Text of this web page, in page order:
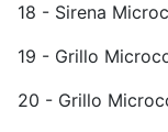
18 - Sirena
19 - Grillo
20 - Grillo